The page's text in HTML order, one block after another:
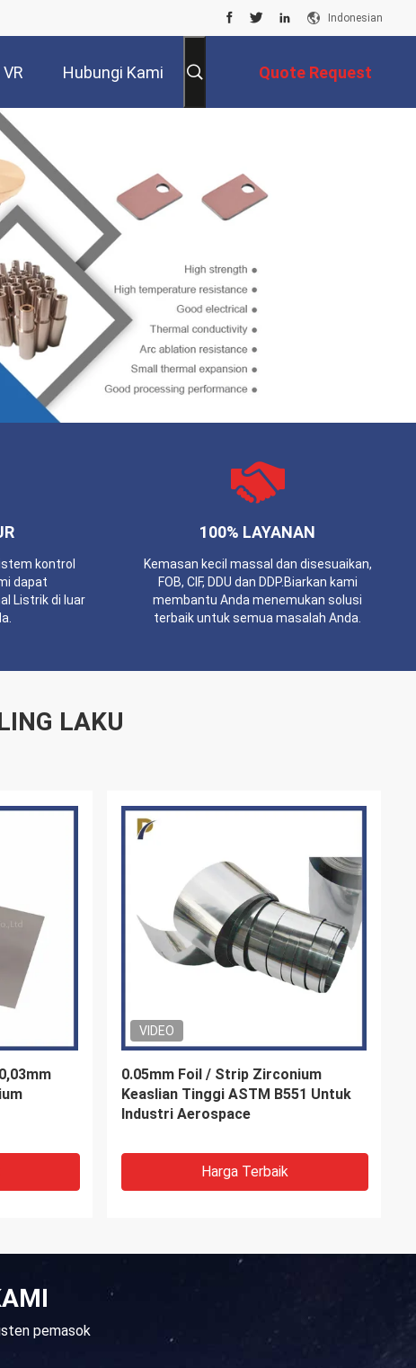
Indonesian
Hubungi Kami Quote Request
kontrol
dapat
Listrik di luar
100% LAYANAN
Kemasan kecil massal dan disesuaikan,
FOB, CIF, DDU dan DDP.Biarkan kami
membantu Anda menemukan solusi
terbaik untuk semua masalah Anda.
LAKU
Alloy
Batang Bulat Elektroda Molibdenum
Peleburan Kaca
Harga Terbaik
pemasok